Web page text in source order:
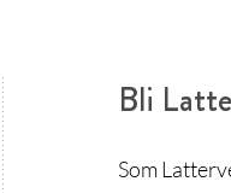
Bli
Som